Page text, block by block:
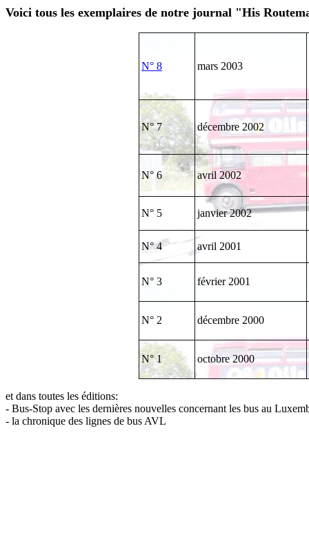
Voici tous les exemplaires de notre journal "His
N° 8 mars 2003
N° 7 décembre 2002
N° 6 avril 2002
N° 5 janvier 2002
N° 4 avril 2001
N° 3 février 2001
N° 2 décembre 2000
N° 1 octobre 2000
et dans toutes les éditions:
- Bus-Stop avec les dernières nouvelles concernant les bus au
- la chronique des lignes de bus AVL